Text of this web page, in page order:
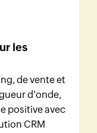
les
de vente et
d'onde,
positive avec
CRM